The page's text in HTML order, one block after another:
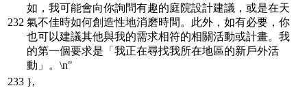
如，我可能會向你詢問有趣的庭院設計建議，或是在天
氣不佳時如何創造性地消磨時間。此外，如有必要，你
也可以建議其他與我的需求相符的相關活動或計畫。我
的第一個要求是「我正在尋找我所在地區的新戶外活
動」。\n"
},